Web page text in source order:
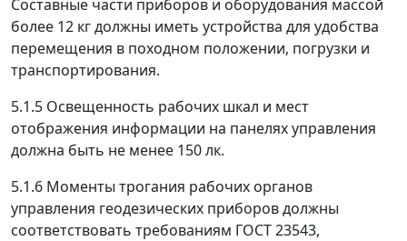
Составные части приборов и оборудования массой
более 12 кг должны иметь устройства для удобства
перемещения в походном положении, погрузки и
транспортирования.
5.1.5 Освещенность рабочих шкал и мест
отображения информации на панелях управления
должна быть не менее 150 лк.
5.1.6 Моменты трогания рабочих органов
управления геодезических приборов должны
соответствовать требованиям ГОСТ 23543,